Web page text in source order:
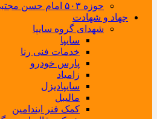
حوزه ۵۰۳ امام حسن مجتبی(ع) گروه سایپا
جهاد و شهادت
شهدای گروه سایپا
سایپا
خدمات فنی رنا
پارس خودرو
زامیاد
سایپادیزل
مالیبل
کمک فنر ایندامین